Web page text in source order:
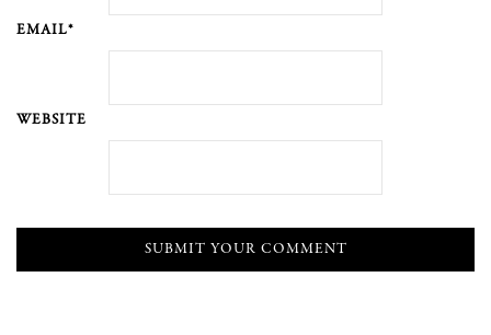
EMAIL*
WEBSITE